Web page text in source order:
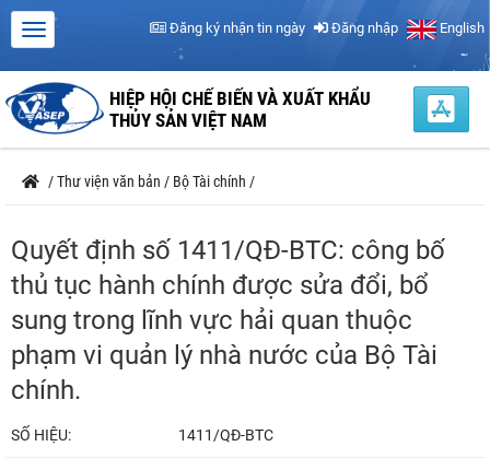
Đăng ký nhận tin ngày Đăng nhập English
HIỆP HỘI CHẾ BIẾN VÀ XUẤT KHẨU
THỦY SẢN VIỆT NAM
/Thư viện văn bản / Bộ Tài chính /
Quyết định số 1411/QĐ-BTC: công bố
thủ tục hành chính được sửa đổi, bổ
sung trong lĩnh vực hải quan thuộc
phạm vi quản lý nhà nước của Bộ Tài
chính.
SỐ HIỆU: 1411/QĐ-BTC